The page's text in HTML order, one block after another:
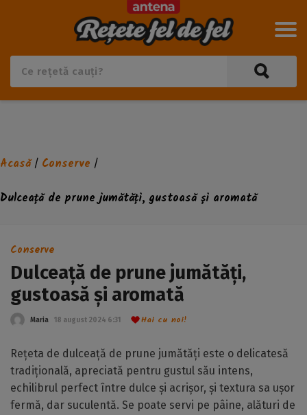
Acasă/ Conserve /
Dulceață de prune jumătăți, gustoasă și aromată
Conserve
Dulceață de prune jumătăți,
gustoasă și aromată
Maria 18 august 2024 6:31 Hai cu noi!
Rețeta de dulceață de prune jumătăți este o delicatesă
tradițională, apreciată pentru gustul său intens,
echilibrul perfect între dulce și acrișor, și textura sa ușor
fermă, dar suculentă. Se poate servi pe pâine, alături de